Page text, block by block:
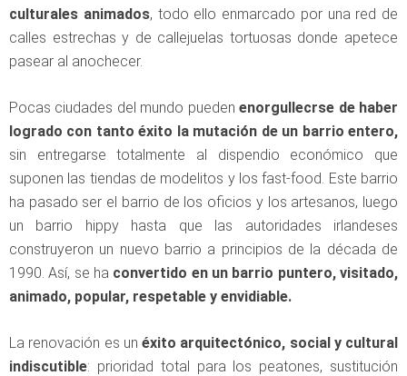
culturales animados, todo ello enmarcado por una red de
calles estrechas y de callejuelas tortuosas donde apetece
pasear al anochecer.
Pocas ciudades del mundo puedenenorgullecrse de haber
logrado con tanto éxito la mutación de un barrio entero,
sin entregarse totalmente al dispendio económico que
suponen las tiendas de modelitos y los fast-food. Este barrio
ha pasado ser el barrio de los oficios y los artesanos, luego
un barrio hippy hasta que las autoridades irlandeses
construyeron un nuevo barrio a principios de la década de
1990. Así, se ha convertido en un barrio puntero, visitado,
animado, popular, respetable y envidiable.
La renovación es un éxito arquitectónico, social y cultural
indiscutible: prioridad total para los peatones, sustitución